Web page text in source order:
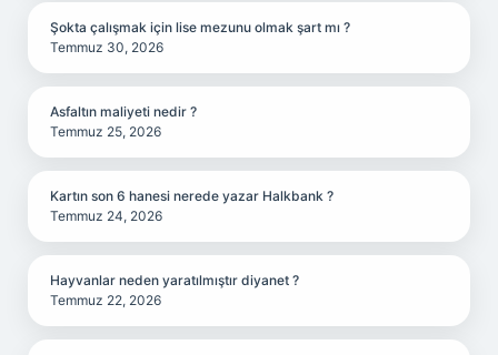
Şokta çalışmak için lise mezunu olmak şart mı ?
Temmuz 30, 2026
Asfaltın maliyeti nedir ?
Temmuz 25, 2026
Kartın son 6 hanesi nerede yazar Halkbank ?
Temmuz 24, 2026
Hayvanlar neden yaratılmıştır diyanet ?
Temmuz 22, 2026